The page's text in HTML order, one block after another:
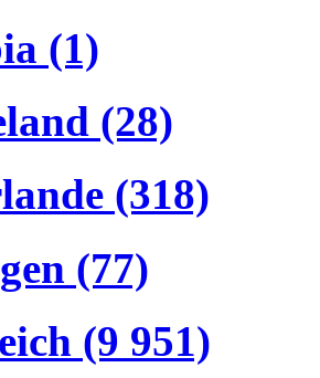
(1)
(28)
(318)
(77)
(9 951)